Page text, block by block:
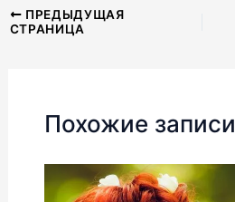
Навигация
по
ПРЕДЫДУЩАЯ
СТРАНИЦА
Похожие записи